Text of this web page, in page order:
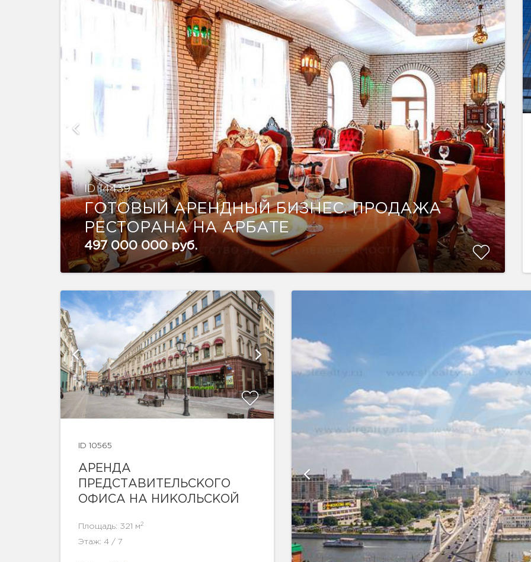
ID 14439
ГОТОВЫЙ АРЕНДНЫЙ БИЗНЕС. ПРОДАЖА
РЕСТОРАНА НА АРБАТЕ
497 000 000 руб.
ID 10565
АРЕНДА
ПРЕДСТАВИТЕЛЬСКОГО
ОФИСА НА НИКОЛЬСКОЙ
Площадь: 321 м2
Этаж: 4 / 7